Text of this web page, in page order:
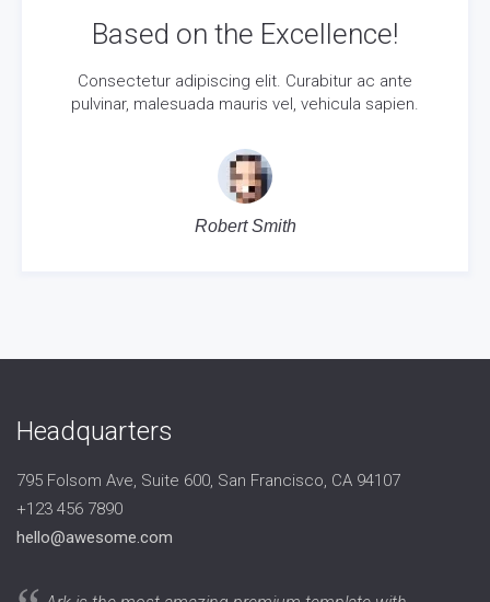
Based on the Excellence!
Consectetur adipiscing elit. Curabitur ac ante
pulvinar, malesuada mauris vel, vehicula sapien.
Robert Smith
Headquarters
795 Folsom Ave, Suite 600, San Francisco, CA 94107
+123 456 7890
hello@awesome.com